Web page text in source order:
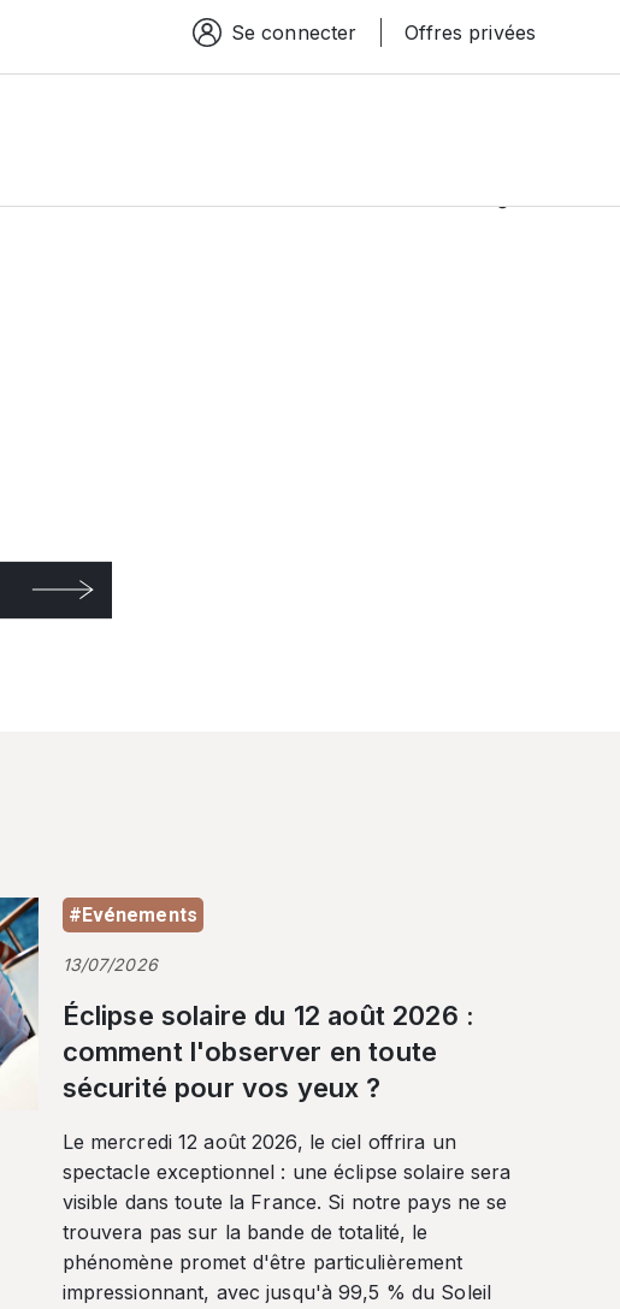
Espace connexion
Se connecter Offres privées
#Evénements
13/07/2026
Éclipse solaire du 12 août 2026 :
comment l'observer en toute
sécurité pour vos yeux ?
Le mercredi 12 août 2026, le ciel offrira un
spectacle exceptionnel : une éclipse solaire sera
visible dans toute la France. Si notre pays ne se
trouvera pas sur la bande de totalité, le
phénomène promet d'être particulièrement
impressionnant, avec jusqu'à 99,5 % du Soleil